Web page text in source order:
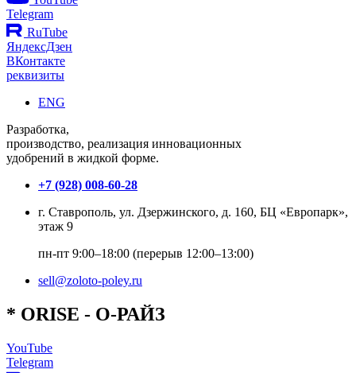
Telegram
RuTube
ЯндексДзен
ВКонтакте
реквизиты
ENG
Разработка,
производство, реализация инновационных
удобрений в жидкой форме.
+7 (928) 008-60-28
г. Ставрополь, ул. Дзержинского, д. 160, БЦ «Европарк»,
этаж 9
пн-пт 9:00–18:00 (перерыв 12:00–13:00)
sell@zoloto-poley.ru
* ORISE - О-РАЙЗ
YouTube
Telegram